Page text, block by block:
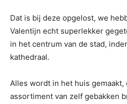
Dat is bij deze opgelost, we
Valentijn echt superlekker
in het centrum van de stad,
kathedraal.
Alles wordt in het huis
assortiment van zelf gebakken